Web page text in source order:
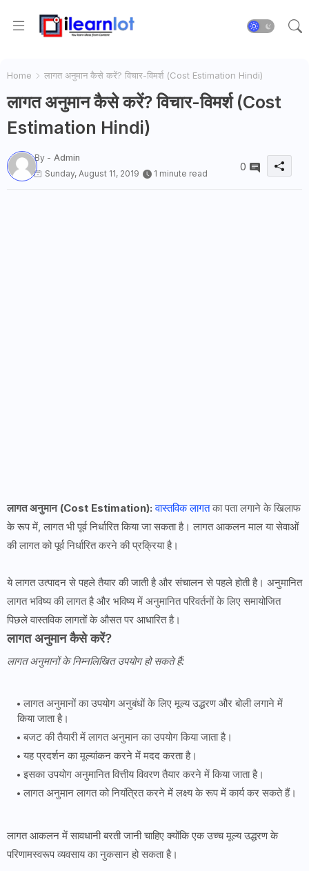
Home लागत अनुमान कैसे करें? विचार-विमर्श (Cost Estimation Hindi)
लागत अनुमान कैसे करें? विचार-विमर्श (Cost
Estimation Hindi)
By - Admin
Sunday, August 11, 2019
1 minute read
0
लागत अनुमान (Cost Estimation): वास्तविक लागतका पता लगाने के खिलाफ
के रूप में, लागत भी पूर्व निर्धारित किया जा सकता है। लागत आकलन माल या सेवाओं
की लागत को पूर्व निर्धारित करने की प्रक्रिया है।
ये लागत उत्पादन से पहले तैयार की जाती है और संचालन से पहले होती है। अनुमानित
लागत भविष्य की लागत है और भविष्य में अनुमानित परिवर्तनों के लिए समायोजित
पिछले वास्तविक लागतों के औसत पर आधारित है।
लागत अनुमान कैसे करें?
लागत अनुमानों के निम्नलिखित उपयोग हो सकते हैं:
लागत अनुमानों का उपयोग अनुबंधों के लिए मूल्य उद्धरण और बोली लगाने में
किया जाता है।
बजट की तैयारी में लागत अनुमान का उपयोग किया जाता है।
यह प्रदर्शन का मूल्यांकन करने में मदद करता है।
इसका उपयोग अनुमानित वित्तीय विवरण तैयार करने में किया जाता है।
लागत अनुमान लागत को नियंत्रित करने में लक्ष्य के रूप में कार्य कर सकते हैं।
लागत आकलन में सावधानी बरती जानी चाहिए क्योंकि एक उच्च मूल्य उद्धरण के
परिणामस्वरूप व्यवसाय का नुकसान हो सकता है।